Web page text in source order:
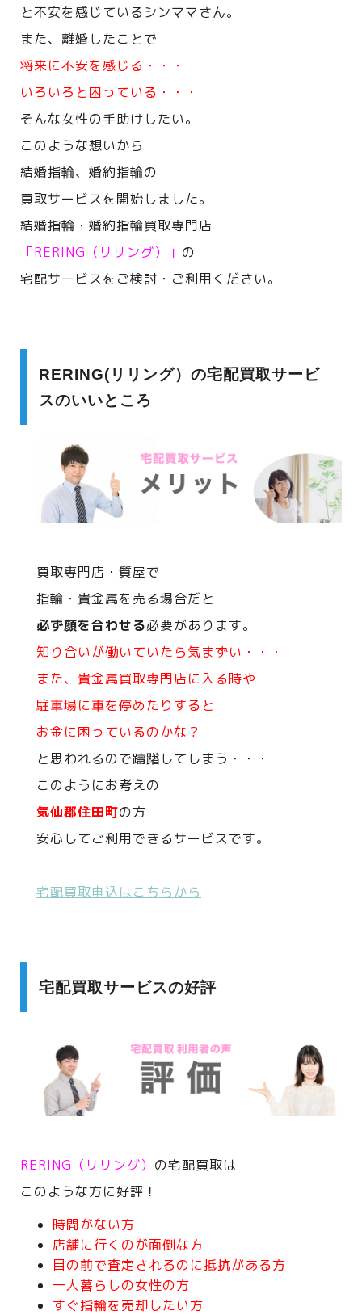
と不安を感じているシンママさん。
また、離婚したことで
将来に不安を感じる・・・
いろいろと困っている・・・
そんな女性の手助けしたい。
このような想いから
結婚指輪、婚約指輪の
買取サービスを開始しました。
結婚指輪・婚約指輪買取専門店
「RERING（リリング）」 の
宅配サービスをご検討・ご利用ください。
RERING(リリング）の宅配買取サービ
スのいいところ
買取専門店・質屋で
指輪・貴金属を売る場合だと
必ず顔を合わせる必要があります。
知り合いが働いていたら気まずい・・・
また、貴金属買取専門店に入る時や
駐車場に車を停めたりすると
お金に困っているのかな？
と思われるので躊躇してしまう・・・
このようにお考えの
気仙郡住田町の方
安心してご利用できるサービスです。
宅配買取申込はこちらから
宅配買取サービスの好評
RERING（リリング） の宅配買取は
このような方に好評！
時間がない方
店舗に行くのが面倒な方
目の前で査定されるのに抵抗がある方
一人暮らしの女性の方
すぐ指輪を売却したい方